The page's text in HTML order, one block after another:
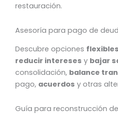
restauración.
Asesoría para pago de
Descubre opciones flexibles
reducir intereses y bajar
consolidación, balance
pago, acuerdos y otras
Guía para reconstrucción